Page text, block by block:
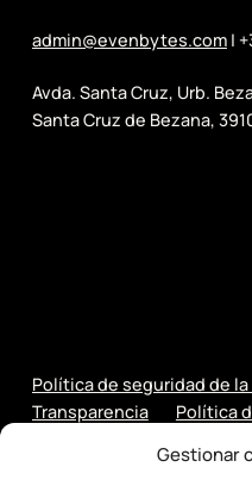
Gestionar
admin@evenbytes.com|
Avda. Santa Cruz, Urb.
Santa Cruz de Bezana,
Política de seguridad de
Transparencia
Política